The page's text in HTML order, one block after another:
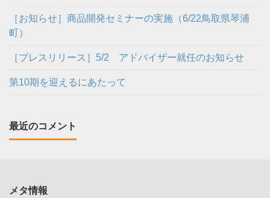
［お知らせ］商品開発セミナーの実施（6/22鳥取県琴浦
町）
［プレスリリース］5/2 アドバイザー就任のお知らせ
第10期を迎えるにあたって
最近のコメント
メタ情報